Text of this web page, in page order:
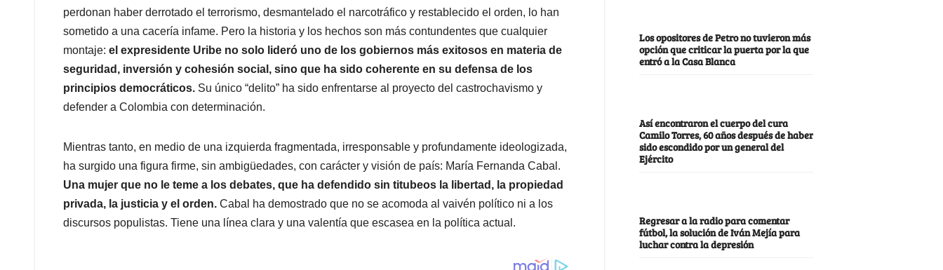
perdonan haber derrotado el terrorismo, desmantelado el narcotráfico y restablecido el orden, lo han
sometido a una cacería infame. Pero la historia y los hechos son más contundentes que cualquier
montaje: el expresidente Uribe no solo lideró uno de los gobiernos más exitosos en materia de
seguridad, inversión y cohesión social, sino que ha sido coherente en su defensa de los
principios democráticos. Su único “delito” ha sido enfrentarse al proyecto del castrochavismo y
defender a Colombia con determinación.
Mientras tanto, en medio de una izquierda fragmentada, irresponsable y profundamente ideologizada,
ha surgido una figura firme, sin ambigüedades, con carácter y visión de país: María Fernanda Cabal.
Una mujer que no le teme a los debates, que ha defendido sin titubeos la libertad, la propiedad
privada, la justicia y el orden. Cabal ha demostrado que no se acomoda al vaivén político ni a los
discursos populistas. Tiene una línea clara y una valentía que escasea en la política actual.
Los opositores de Petro no tuvieron más
opción que criticar la puerta por la que
entró a la Casa Blanca
Así encontraron el cuerpo del cura
Camilo Torres, 60 años después de haber
sido escondido por un general del
Ejército
Regresar a la radio para comentar
fútbol, la solución de Iván Mejía para
luchar contra la depresión